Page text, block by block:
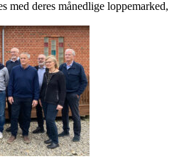
med deres månedlige loppemarked,